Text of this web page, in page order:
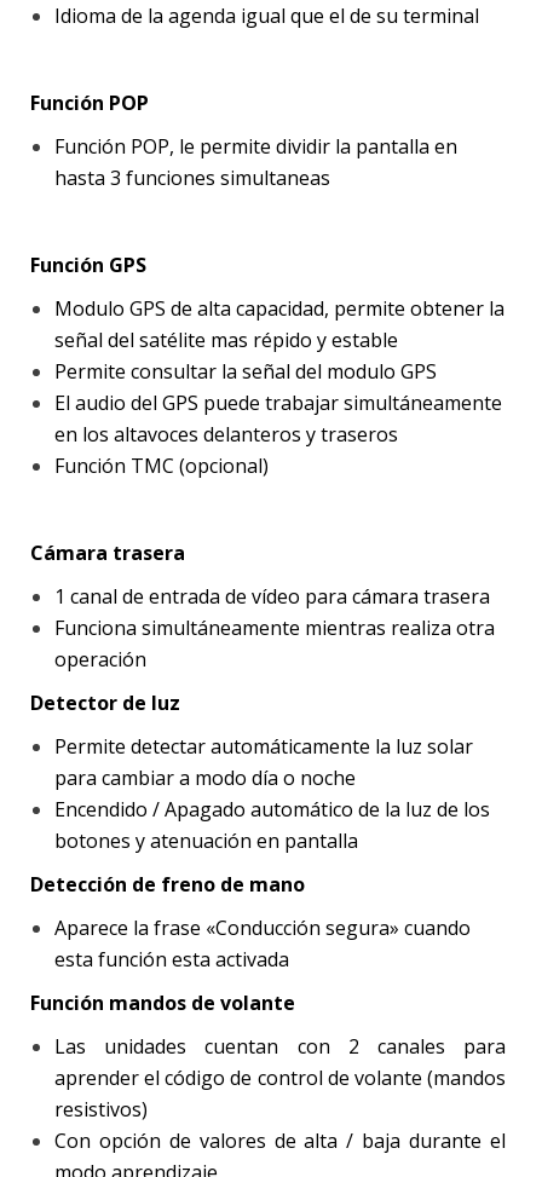
Idioma de la agenda igual que el de su terminal
Función POP
Función POP, le permite dividir la pantalla en
hasta 3 funciones simultaneas
Función GPS
Modulo GPS de alta capacidad, permite obtener la
señal del satélite mas répido y estable
Permite consultar la señal del modulo GPS
El audio del GPS puede trabajar simultáneamente
en los altavoces delanteros y traseros
Función TMC (opcional)
Cámara trasera
1 canal de entrada de vídeo para cámara trasera
Funciona simultáneamente mientras realiza otra
operación
Detector de luz
Permite detectar automáticamente la luz solar
para cambiar a modo día o noche
Encendido / Apagado automático de la luz de los
botones y atenuación en pantalla
Detección de freno de mano
Aparece la frase «Conducción segura» cuando
esta función esta activada
Función mandos de volante
Las unidades cuentan con 2 canales para
aprender el código de control de volante (mandos
resistivos)
Con opción de valores de alta / baja durante el